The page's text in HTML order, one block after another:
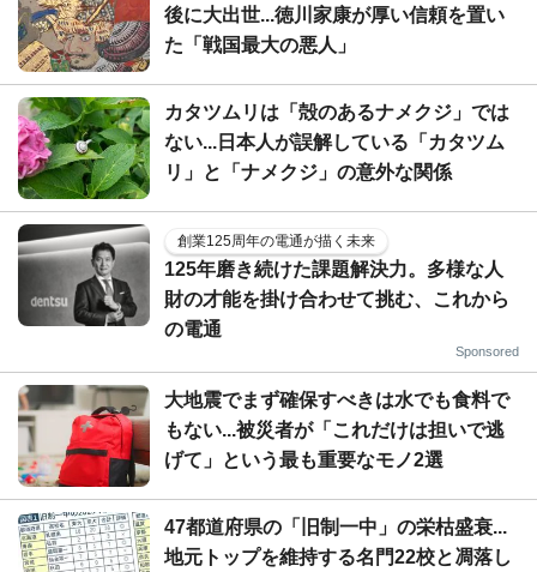
後に大出世...徳川家康が厚い信頼を置い
た「戦国最大の悪人」
カタツムリは「殻のあるナメクジ」では
ない...日本人が誤解している「カタツム
リ」と「ナメクジ」の意外な関係
創業125周年の電通が描く未来
125年磨き続けた課題解決力。多様な人
財の才能を掛け合わせて挑む、これから
の電通
Sponsored
大地震でまず確保すべきは水でも食料で
もない...被災者が「これだけは担いで逃
げて」という最も重要なモノ2選
47都道府県の「旧制一中」の栄枯盛衰...
地元トップを維持する名門22校と凋落し